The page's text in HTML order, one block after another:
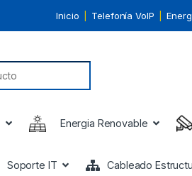
Inicio Telefonía VoIP
Energia Renovable
Soporte IT Cableado